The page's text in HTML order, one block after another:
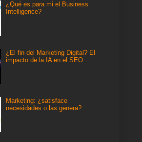
¿Qué es para mi el Business
Intelligence?
¿El fin del Marketing Digital? El
impacto de la IA en el SEO
Marketing: ¿satisface
necesidades o las genera?